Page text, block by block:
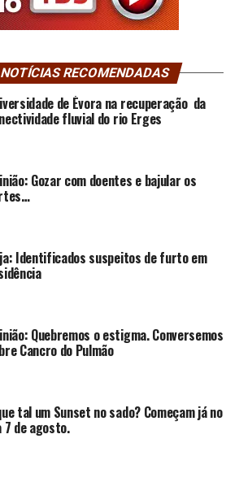
RECOMENDADAS
de Évora na recuperação da
fluvial do rio Erges
Gozar com doentes e bajular os
Identificados suspeitos de furto em
Quebremos o estigma. Conversemos
Cancro do Pulmão
tal um Sunset no sado? Começam já no
7 de agosto.